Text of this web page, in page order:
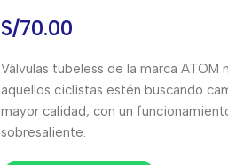
S/70.00
Válvulas tubeless de la marca ATOM
aquellos ciclistas estén buscando
mayor calidad, con un
sobresaliente.